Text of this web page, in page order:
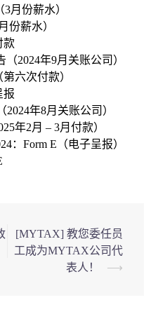
月份薪水）
份薪水）
款
（2024年9月关账公司）
六次付款）
报
2024年8月关账公司）
年2月 – 3月付款）
：Form E（电子呈报）
[MYTAX] 教您委任员
工成为MYTAX公司代
表人！
⟶